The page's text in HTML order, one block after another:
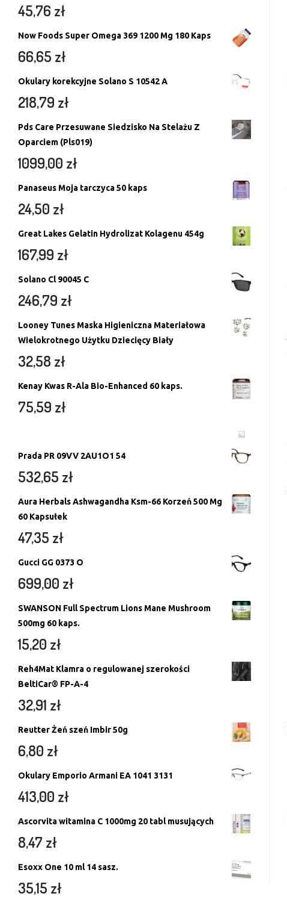
45,76 zł
Now Foods Super Omega 369 1200 Mg 180 Kaps
66,65 zł
Okulary korekcyjne Solano S 10542 A
218,79 zł
Pds Care Przesuwane Siedzisko Na Stelażu Z
Oparciem (Pls019)
1099,00 zł
Panaseus Moja tarczyca 50 kaps
24,50 zł
Great Lakes Gelatin Hydrolizat Kolagenu 454g
167,99 zł
Solano Cl 90045 C
246,79 zł
Looney Tunes Maska Higieniczna Materiałowa
Wielokrotnego Użytku Dziecięcy Biały
32,58 zł
Kenay Kwas R-Ala Bio-Enhanced 60 kaps.
75,59 zł
Prada PR 09VV 2AU1O1 54
532,65 zł
Aura Herbals Ashwagandha Ksm-66 Korzeń 500 Mg
60 Kapsułek
47,35 zł
Gucci GG 0373 O
699,00 zł
SWANSON Full Spectrum Lions Mane Mushroom
500mg 60 kaps.
15,20 zł
Reh4Mat Klamra o regulowanej szerokości
BeltiCar® FP-A-4
32,91 zł
Reutter Żeń szeń Imbir 50g
6,80 zł
Okulary Emporio Armani EA 1041 3131
413,00 zł
Ascorvita witamina C 1000mg 20 tabl musujących
8,47 zł
Esoxx One 10 ml 14 sasz.
35,15 zł